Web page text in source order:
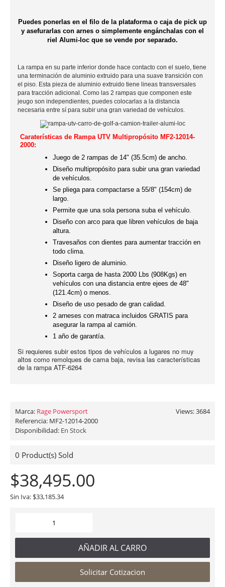
Puedes ponerlas en el filo de la plataforma o caja de pick up
y asefurarlas con arnes o simplemente engánchalas con el
riel Alumi-loc que se vende por separado.
La rampa en su parte inferior donde hace contacto con el suelo, tiene
una terminación de aluminio extruido para una suave transición con
el piso. Esta pieza de aluminio extruido tiene lineas transversales
para tracción adicional. Como las 2 rampas que componen este
jeugo son independientes, puedes colocarlas a la distancia
necesaria entre sí para subir una gran variedad de vehículos.
Caraterísticas de Rampa UTV Multipropósito MF2-12014-
2000:
Juego de 2 rampas de 14" (35.5cm) de ancho.
Diseño multipropósito para subir una gran variedad
de vehículos.
Se pliega para compactarse a 55/8" (154cm) de
largo.
Permite que una sola persona suba el vehículo.
Diseño con arco para que libren vehículos de baja
altura.
Travesaños con dientes para aumentar tracción en
todo clima.
Diseño ligero de aluminio.
Soporta carga de hasta 2000 Lbs (908Kgs) en
vehículos con una distancia entre ejees de 48"
(121.4cm) o menos.
Diseño de uso pesado de gran calidad.
2 arneses con matraca incluidos GRATIS para
asegurar la rampa al camión.
1 año de garantía.
Si requieres subir estos tipos de vehículos a lugares no muy
altos como remolques de cama baja, revisa las características
de la rampa ATF-6264
Views: 3684
Marca: Rage Powersport
Referencia: MF2-12014-2000
Disponibilidad: En Stock
0 Product(s) Sold
$38,495.00
Sin Iva: $33,185.34
AÑADIR AL CARRO
Solicitar Cotizacion